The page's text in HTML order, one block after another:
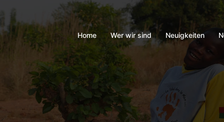
Home Wer wir sind Neuigkeiten